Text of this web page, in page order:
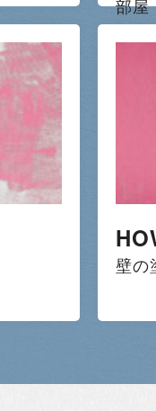
部屋
壁の